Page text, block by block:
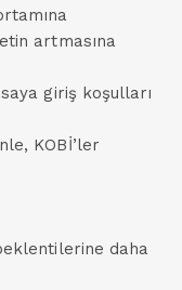
artmasına
giriş koşulları
KOBİ’ler
daha